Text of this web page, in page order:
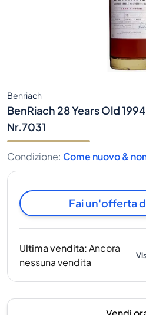
Benriach
BenRiach 28 Years Old
Nr.7031
Condizione: Come nuovo &
Fai un'offerta
Ultima vendita:Ancora
nessuna vendita